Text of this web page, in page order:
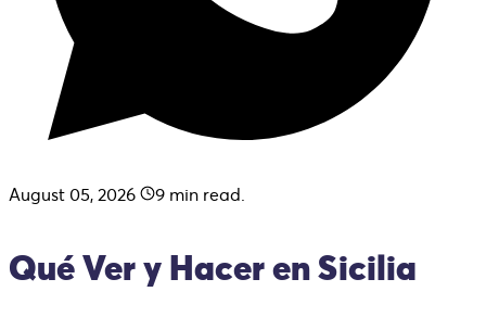
August 05, 2026 9 min read.
Qué Ver y Hacer en Sicilia